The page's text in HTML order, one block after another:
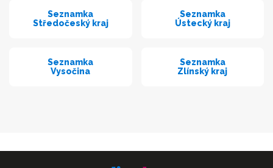
Seznamka
Středočeský kraj
Seznamka
Ústecký kraj
Seznamka
Vysočina
Seznamka
Zlínský kraj